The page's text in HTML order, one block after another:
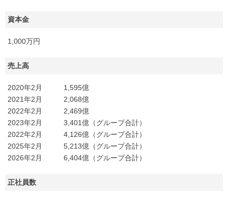
資本金
1,000万円
売上高
2020年2月 1,595億
2021年2月 2,068億
2022年2月 2,469億
2023年2月 3,401億（グループ合計）
2022年2月 4,126億（グループ合計）
2025年2月 5,213億（グループ合計）
2026年2月 6,404億（グループ合計）
正社員数